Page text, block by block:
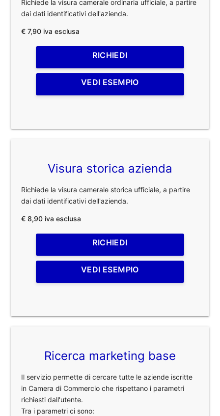
Richiede la visura camerale ordinaria ufficiale, a partire
dai dati identificativi dell'azienda.
€ 7,90 iva esclusa
RICHIEDI
VEDI ESEMPIO
Visura storica azienda
Richiede la visura camerale storica ufficiale, a partire
dai dati identificativi dell'azienda.
€ 8,90 iva esclusa
RICHIEDI
VEDI ESEMPIO
Ricerca marketing base
Il servizio permette di cercare tutte le aziende iscritte
in Camera di Commercio che rispettano i parametri
richiesti dall'utente.
Tra i parametri ci sono: